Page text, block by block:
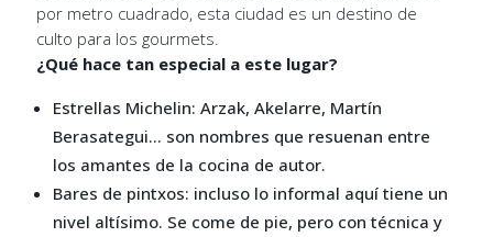
por metro cuadrado, esta ciudad es un destino de
culto para los gourmets.
¿Qué hace tan especial a este lugar?
Estrellas Michelin: Arzak, Akelarre, Martín
Berasategui… son nombres que resuenan entre
los amantes de la cocina de autor.
Bares de pintxos: incluso lo informal aquí tiene un
nivel altísimo. Se come de pie, pero con técnica y